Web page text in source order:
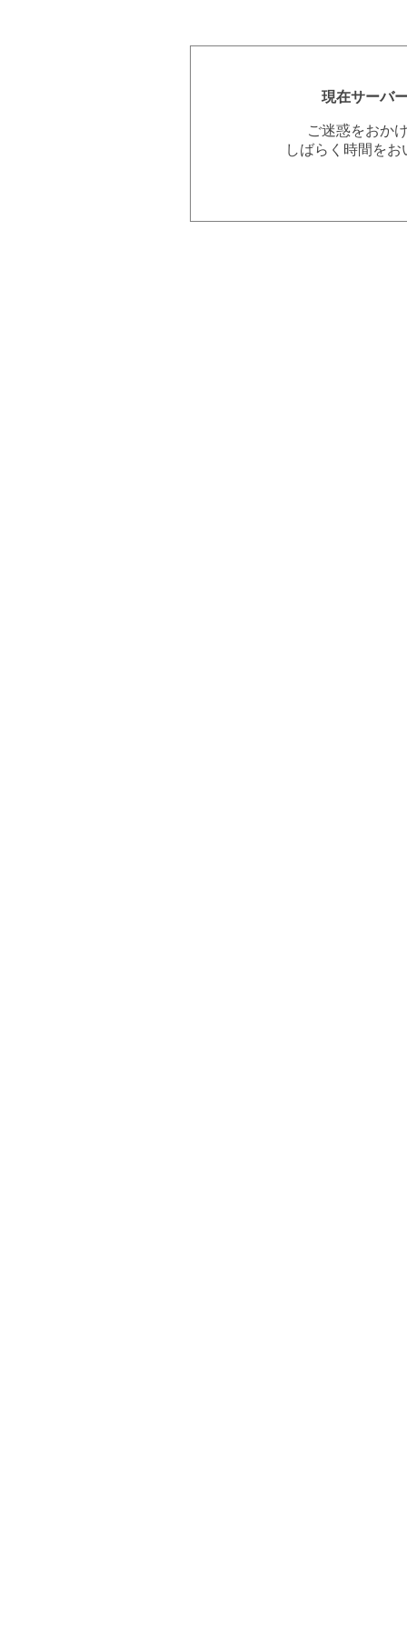
現在サーバ
ご迷惑をおか
しばらく時間を